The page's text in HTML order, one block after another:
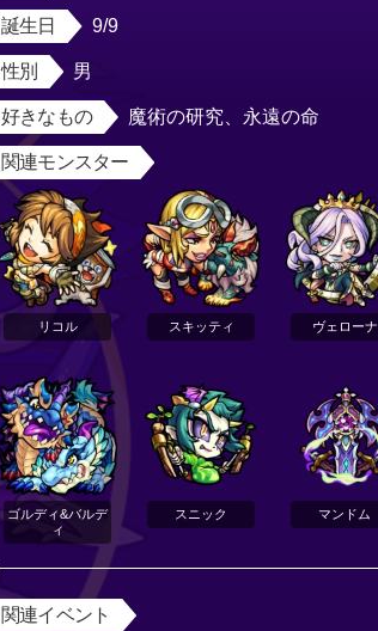
誕生日 9/9
性別 男
好きなもの 魔術の研究、永遠の命
関連モンスター
リコル スキッティ ヴェローナ
ゴルディ&バルデ
ィ
スニック マンドム
関連イベント